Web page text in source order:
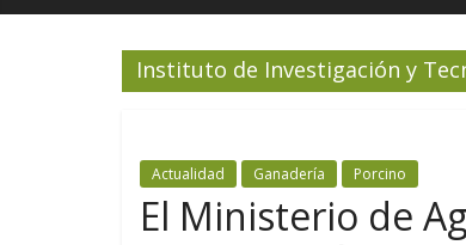
Instituto de Investigación y
Actualidad Ganadería Porcino
El Ministerio de